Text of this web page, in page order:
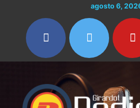
contenido
agosto 6,